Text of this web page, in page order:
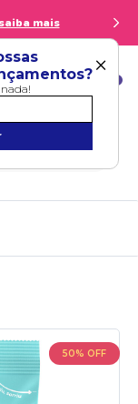
×
saiba mais
50% OFF